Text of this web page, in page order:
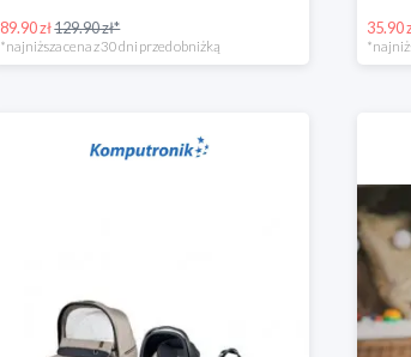
89.90 zł129.90 zł*
*najniższa cena z 30 dni przed obniżką
35.90